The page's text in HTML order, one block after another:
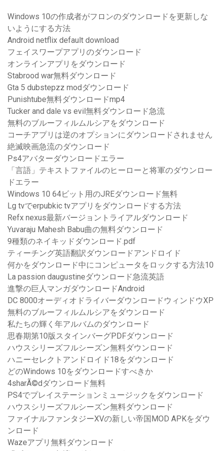
Windows 10の作成者がフロンのダウンロードを更新しな
いようにする方法
Android netflix default download
フェイスワープアプリのダウンロード
オンラインアプリをダウンロード
Stabrood war無料ダウンロード
Gta 5 dubstepzz modダウンロード
Punishtube無料ダウンロードmp4
Tucker and dale vs evil無料ダウンロード急流
無料のブルーフィルムルシアをダウンロード
コーチアプリは逆のオプションにダウンロードされません
絶滅映画急流のダウンロード
Ps4アバターダウンロードエラー
「言語」テキストファイルのヒーローと将軍のダウンロー
ドエラー
Windows 10 64ビット用のJREダウンロード無料
Lg tvでerpubkic tvアプリをダウンロードする方法
Refx nexus最新バージョントライアルダウンロード
Yuvaraju Mahesh Babu曲の無料ダウンロード
9種類のネイキッドダウンロード.pdf
ティーチング英語翻訳ダウンロードアンドロイド
何かをダウンロード中にコンピュータをロックする方法10
La passion daugustineダウンロード急流英語
進撃の巨人マンガダウンロードAndroid
DC 8000オーディオドライバーダウンロードウィンドウXP
無料のブルーフィルムルシアをダウンロード
私たちの輝く年アルバムのダウンロード
思春期第10版スタインバーグPDFダウンロード
ハウスシリーズフルシーズン無料ダウンロード
ハニーセレクトアンドロイド18をダウンロード
どのWindows 10をダウンロードすべきか
4sharÃ©dダウンロード無料
PS4でプレイステーションミュージックをダウンロード
ハウスシリーズフルシーズン無料ダウンロード
ファイナルファンタジーXVの新しい帝国MOD APKをダウ
ンロード
Wazeアプリ無料ダウンロード